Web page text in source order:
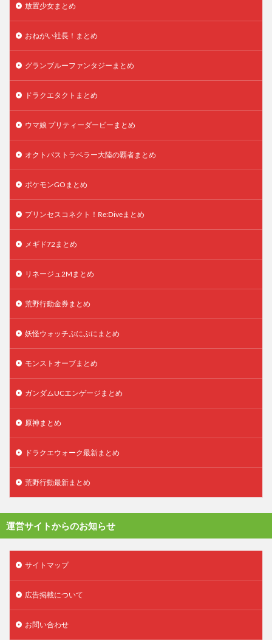
放置少女まとめ
おねがい社長！まとめ
グランブルーファンタジーまとめ
ドラクエタクトまとめ
ウマ娘 プリティーダービーまとめ
オクトパストラベラー大陸の覇者まとめ
ポケモンGOまとめ
プリンセスコネクト！Re:Diveまとめ
メギド72まとめ
リネージュ2Mまとめ
荒野行動金券まとめ
妖怪ウォッチぷにぷにまとめ
モンストオーブまとめ
ガンダムUCエンゲージまとめ
原神まとめ
ドラクエウォーク最新まとめ
荒野行動最新まとめ
運営サイトからのお知らせ
サイトマップ
広告掲載について
お問い合わせ